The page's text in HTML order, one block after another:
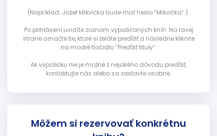
(Napríklad: Jozef Mrkvička bude mať heslo “Mrkvička”.).
Po prihlásení uvidíte zoznam vypožičaných kníh. Na ľavej
strane označte tie, ktoré si želáte predĺžiť a následne kliknite
na modré tlačidlo “Predĺžiť tituly”.
Ak výpožičku nie je možné z nejakého dôvodu predĺžiť,
kontaktujte nás alebo sa zastavte osobne.
Môžem si rezervovať konkrétnu